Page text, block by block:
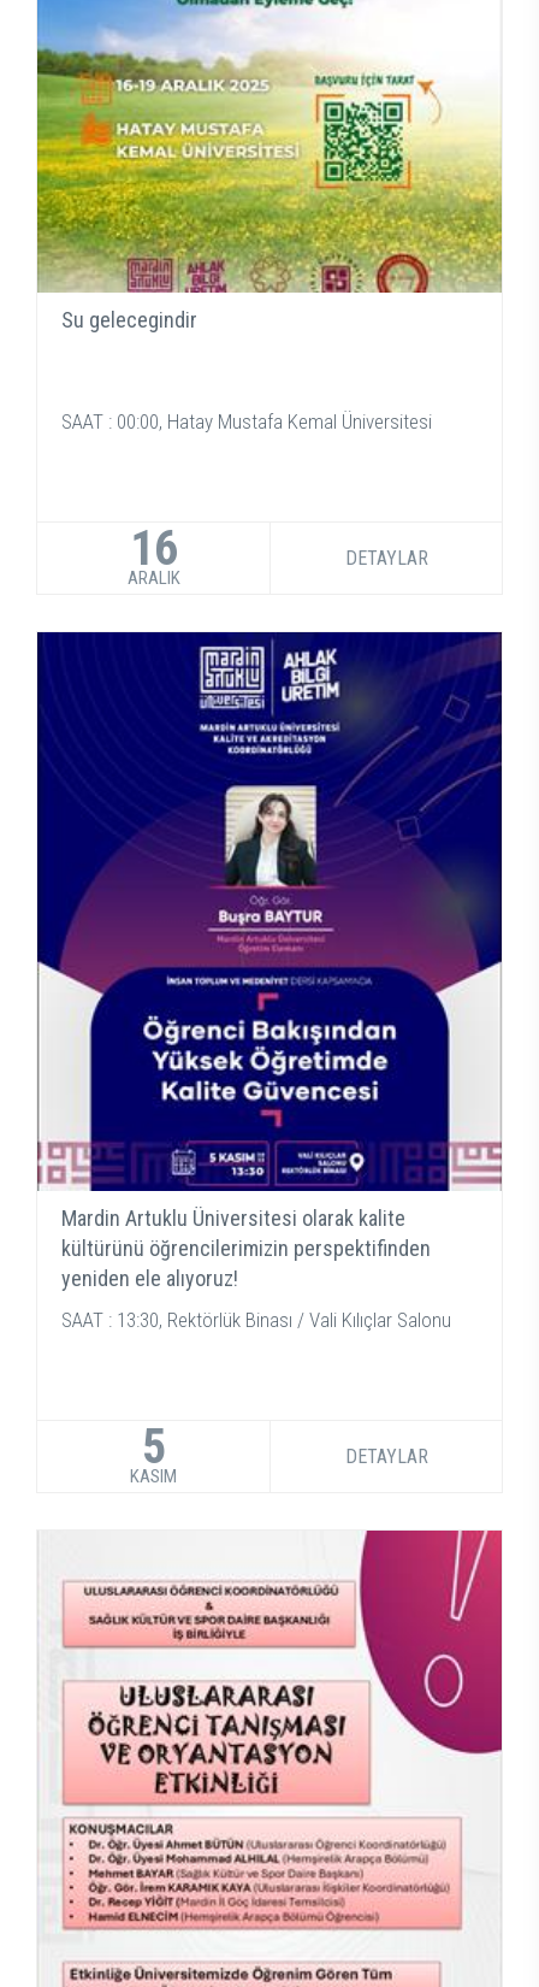
Su gelecegindir
SAAT : 00:00, Hatay Mustafa Kemal Üniversitesi
16
ARALIK
DETAYLAR
Mardin Artuklu Üniversitesi olarak kalite
kültürünü öğrencilerimizin perspektifinden
yeniden ele alıyoruz!
SAAT : 13:30, Rektörlük Binası / Vali Kılıçlar Salonu
5
KASIM
DETAYLAR